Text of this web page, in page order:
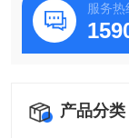
服务热
产品分类